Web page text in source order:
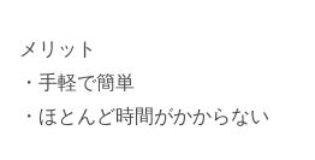
メリット
・手軽で簡単
・ほとんど時間がかからない